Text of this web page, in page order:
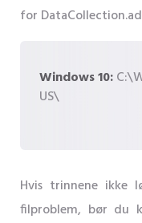
for
Windows 10:
US\
Hvis trinnene ikke
filproblem, bør du